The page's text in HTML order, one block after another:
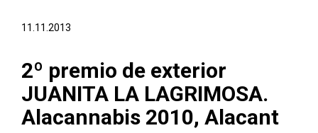
11.11.2013
2º premio de exterior
JUANITA LA LAGRIMOSA.
Alacannabis 2010, Alacant